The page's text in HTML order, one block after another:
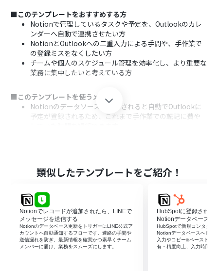
■このテンプレートをおすすめする方
Notionで管理しているタスクや予定を、Outlookのカレ
ンダーへ自動で連携させたい方
NotionとOutlookへの二重入力による手間や、手作業で
の登録ミスをなくしたい方
チームや個人のスケジュール管理を効率化し、より重要な
業務に集中したいと考えている方
■このテンプレートを使うメリット
Notionのデータソースが更新されると自動でOutlookに
予定が登録されるため、これまで手作業での転記に費や
■フローボットの流れ
次に、トリガーでNotionを選択し、「特定のデータソー
スのページが作成・更新されたら」というアクションを設
定します。
続いて、オペレーションでNotionの「レコードを取得す
る」アクションを設定し、トリガーで検知したページの情
報を取得します。
類似したテンプレートをご紹介！
Notionでレコードが追加されたら、LINEで
メッセージを送信する
Notionのデータベース更新をトリガーにLINE公式ア
カウントへ自動通知するフローです。連絡の手間や
送信漏れを防ぎ、最新情報を確実かつ素早くチーム
メンバーに届け、業務をスムーズにします。
HubSpotに登録された
Notionデータベースへ
HubSpotで新規コンタクト
Notionデータベースへ自動
入力やコピー&ペーストを
有・精度向上、入力時間の